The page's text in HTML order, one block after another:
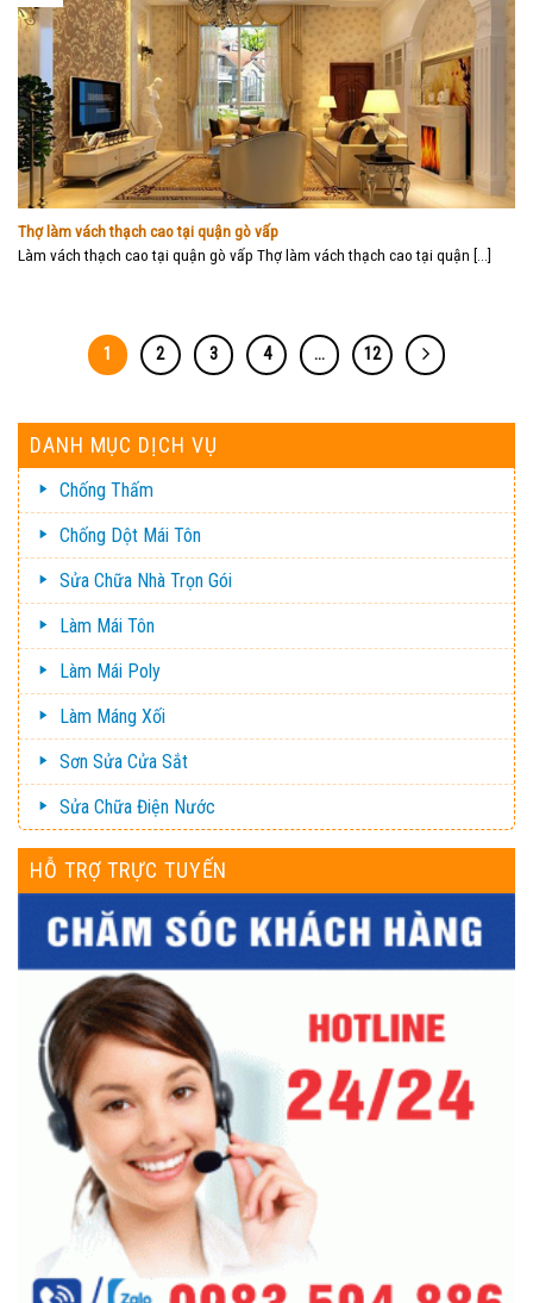
Thợ làm vách thạch cao tại quận gò vấp
Làm vách thạch cao tại quận gò vấp Thợ làm vách thạch cao tại quận [...]
1 2 3 4 … 12
DANH MỤC DỊCH VỤ
Chống Thấm
Chống Dột Mái Tôn
Sửa Chữa Nhà Trọn Gói
Làm Mái Tôn
Làm Mái Poly
Làm Máng Xối
Sơn Sửa Cửa Sắt
Sửa Chữa Điện Nước
HỖ TRỢ TRỰC TUYẾN